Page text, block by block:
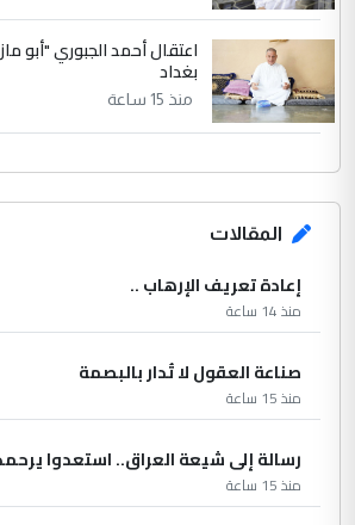
اعتقال أحمد الجبوري "أبو
بغداد
منذ 15 ساعة
المقالات
إعادة تعريف الإرهاب ..
منذ 14 ساعة
صناعة العقول لا تُدار بالبصمة
منذ 15 ساعة
رسالة إلى شيعة العراق.. استعدوا
منذ 15 ساعة